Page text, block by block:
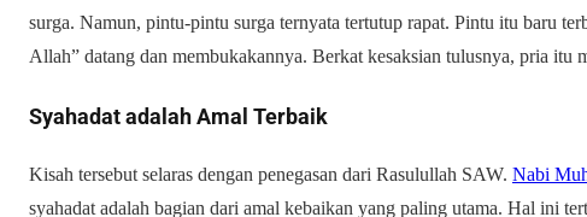
surga. Namun, pintu-pintu surga ternyata tertutup rapat. Pintu itu baru
Allah” datang dan membukakannya. Berkat kesaksian tulusnya, pria itu
Syahadat adalah Amal Terbaik
Kisah tersebut selaras dengan penegasan dari Rasulullah SAW. Nabi
syahadat adalah bagian dari amal kebaikan yang paling utama. Hal ini